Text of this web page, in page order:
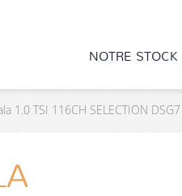
NOTRE STOCK
1.0 TSI 116CH SELECTION DSG7